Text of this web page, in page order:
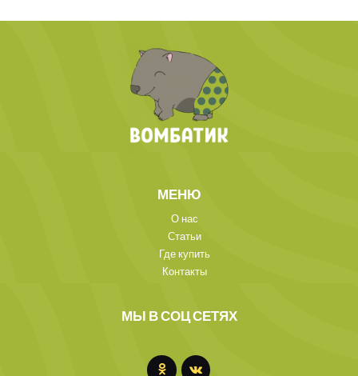
МЕНЮ
О нас
Статьи
Где купить
Контакты
МЫ В СОЦ СЕТЯХ